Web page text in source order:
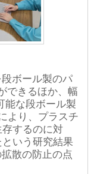
段ボール製のパ
できるほか、幅
能な段ボール製
より、プラスチ
するのに対
いう研究結果
散の防止の点